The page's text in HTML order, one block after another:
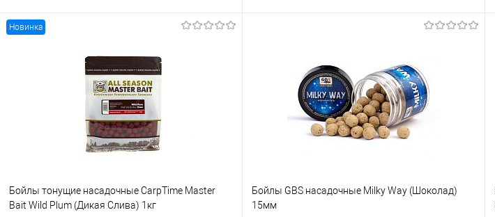
Сравнение
Купить в 1 клик
Сравнение
В избранное
В наличии
Новинка
Бойлы тонущие насадочные CarpTime Master
Bait Wild Plum (Дикая Слива) 1кг
Бойлы GBS насадочные Milky Way (Шоколад)
15мм